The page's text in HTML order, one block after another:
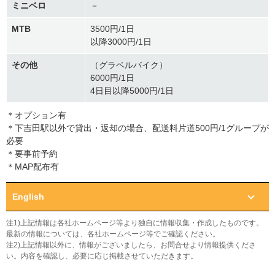
ミニベロ －
MTB
3500円/1日
以降3000円/1日
その他
（グラベルバイク）
6000円/1日
4日目以降5000円/1日
＊オプション有
＊下吉田駅以外で貸出・返却の場合、配送料片道500円/1グループが
必要
＊要事前予約
＊MAP配布有
English
注1)上記情報は各社ホームページ等より独自に情報収集・作成したものです。
最新の情報については、各社ホームページ等でご確認ください。
注2)上記情報以外に、情報がございましたら、お問合せより情報提供くださ
い。内容を確認し、必要に応じ掲載させていただきます。